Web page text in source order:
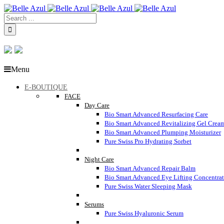
Menu
E-BOUTIQUE
FACE
Day Care
Bio Smart Advanced Resurfacing Care
Bio Smart Advanced Revitalizing Gel
Bio Smart Advanced Plumping Moisturizer
Pure Swiss Pro Hydrating Sorbet
Night Care
Bio Smart Advanced Repair Balm
Bio Smart Advanced Eye Lifting
Pure Swiss Water Sleeping Mask
Serums
Pure Swiss Hyaluronic Serum